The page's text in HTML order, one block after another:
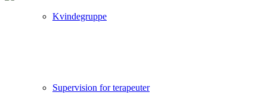
Kvindegruppe
Supervision for terapeuter